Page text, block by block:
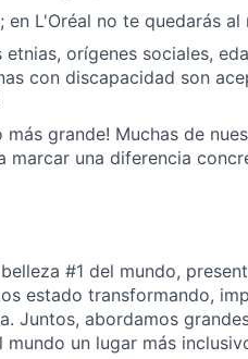
L'Oréal no te quedarás al
orígenes sociales,
con discapacidad son
grande! Muchas de
marcar una diferencia
#1 del mundo,
estado transformando,
Juntos, abordamos
un lugar más